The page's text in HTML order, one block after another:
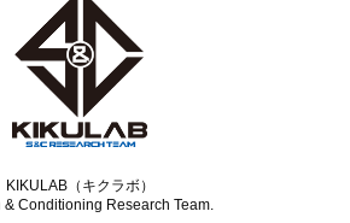
KIKULAB（キクラボ）
& Conditioning Research Team.